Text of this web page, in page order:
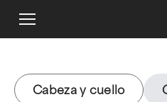
Cabeza y cuello